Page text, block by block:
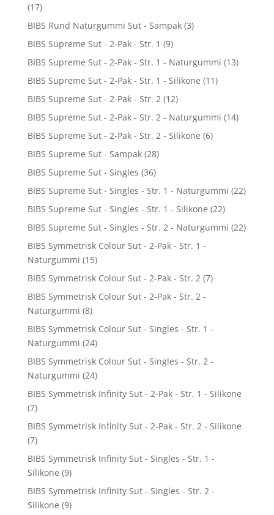
(17)
BIBS Rund Naturgummi Sut - Sampak (3)
BIBS Supreme Sut - 2-Pak - Str. 1 (9)
BIBS Supreme Sut - 2-Pak - Str. 1 - Naturgummi (13)
BIBS Supreme Sut - 2-Pak - Str. 1 - Silikone (11)
BIBS Supreme Sut - 2-Pak - Str. 2 (12)
BIBS Supreme Sut - 2-Pak - Str. 2 - Naturgummi (14)
BIBS Supreme Sut - 2-Pak - Str. 2 - Silikone (6)
BIBS Supreme Sut - Sampak (28)
BIBS Supreme Sut - Singles (36)
BIBS Supreme Sut - Singles - Str. 1 - Naturgummi (22)
BIBS Supreme Sut - Singles - Str. 1 - Silikone (22)
BIBS Supreme Sut - Singles - Str. 2 - Naturgummi (22)
BIBS Symmetrisk Colour Sut - 2-Pak - Str. 1 -
Naturgummi (15)
BIBS Symmetrisk Colour Sut - 2-Pak - Str. 2 (7)
BIBS Symmetrisk Colour Sut - 2-Pak - Str. 2 -
Naturgummi (8)
BIBS Symmetrisk Colour Sut - Singles - Str. 1 -
Naturgummi (24)
BIBS Symmetrisk Colour Sut - Singles - Str. 2 -
Naturgummi (24)
BIBS Symmetrisk Infinity Sut - 2-Pak - Str. 1 - Silikone
(7)
BIBS Symmetrisk Infinity Sut - 2-Pak - Str. 2 - Silikone
(7)
BIBS Symmetrisk Infinity Sut - Singles - Str. 1 -
Silikone (9)
BIBS Symmetrisk Infinity Sut - Singles - Str. 2 -
Silikone (9)